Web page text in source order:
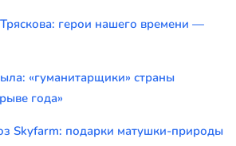
герои нашего времени —
«гуманитарщики» страны
года»
Skyfarm: подарки матушки-природы